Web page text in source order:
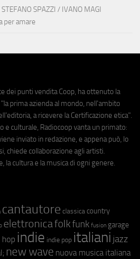
STEFANO SPAZZI / IVANO MAGI
per amare
dei punti vendita Coop, ha ottenuto la
prima azienda al mondo, nell'ambito
a ricevere la Certificazione etica".
e culturale, Radiocoop vanta un primato:
inviato in redazione, e appena può, lo
chiede collaborazione agli artisti.
la cultura e la musica di ogni genere.
cantautore classica country
elettronicafolkfunk fusion garage
hop indie indie pop italiani jazz
new wave nuova musica italiana